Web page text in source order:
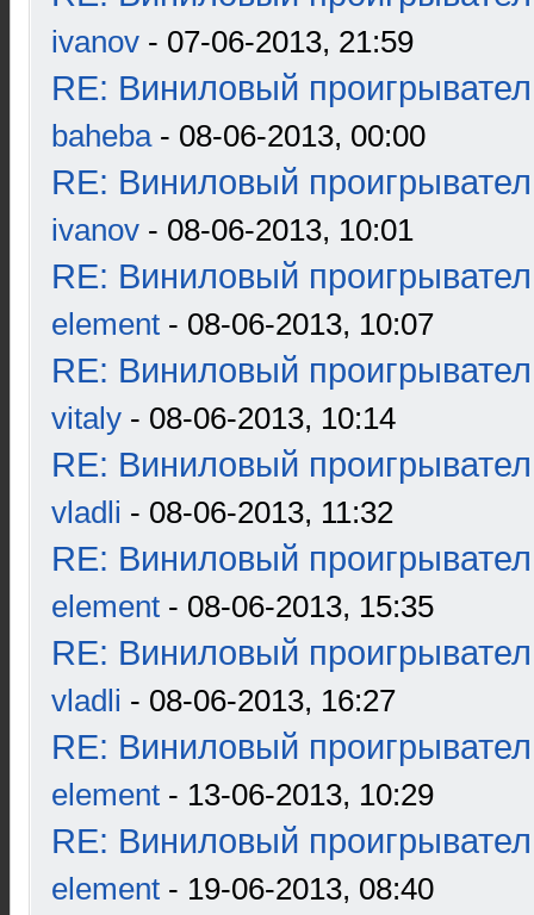
ivanov - 07-06-2013, 21:59
RE: Виниловый
baheba- 08-06-2013, 00:00
RE: Виниловый
ivanov - 08-06-2013, 10:01
RE: Виниловый
element - 08-06-2013, 10:07
RE: Виниловый
vitaly - 08-06-2013, 10:14
RE: Виниловый
vladli - 08-06-2013, 11:32
RE: Виниловый
element - 08-06-2013, 15:35
RE: Виниловый
vladli - 08-06-2013, 16:27
RE: Виниловый
element - 13-06-2013, 10:29
RE: Виниловый
element - 19-06-2013, 08:40